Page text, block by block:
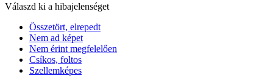
Válaszd ki a hibajelenséget
Összetört, elrepedt
Nem ad képet
Nem érint megfelelően
Csíkos, foltos
Szellemképes